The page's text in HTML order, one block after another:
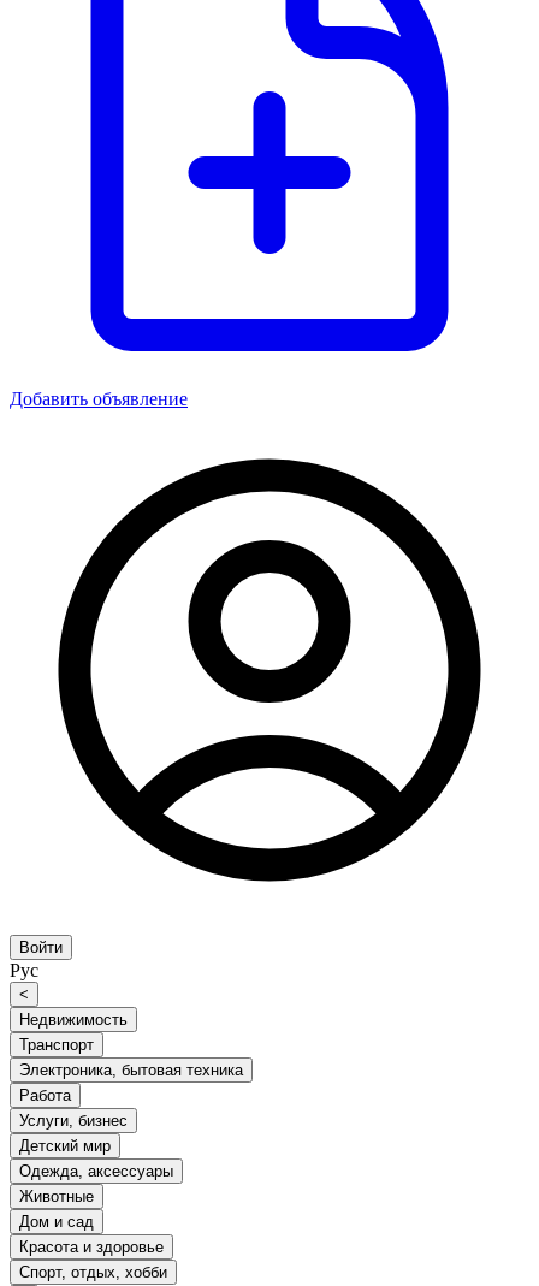
Добавить объявление
Войти
Рус
<
Недвижимость
Транспорт
Электроника, бытовая техника
Работа
Услуги, бизнес
Детский мир
Одежда, аксессуары
Животные
Дом и сад
Красота и здоровье
Спорт, отдых, хобби